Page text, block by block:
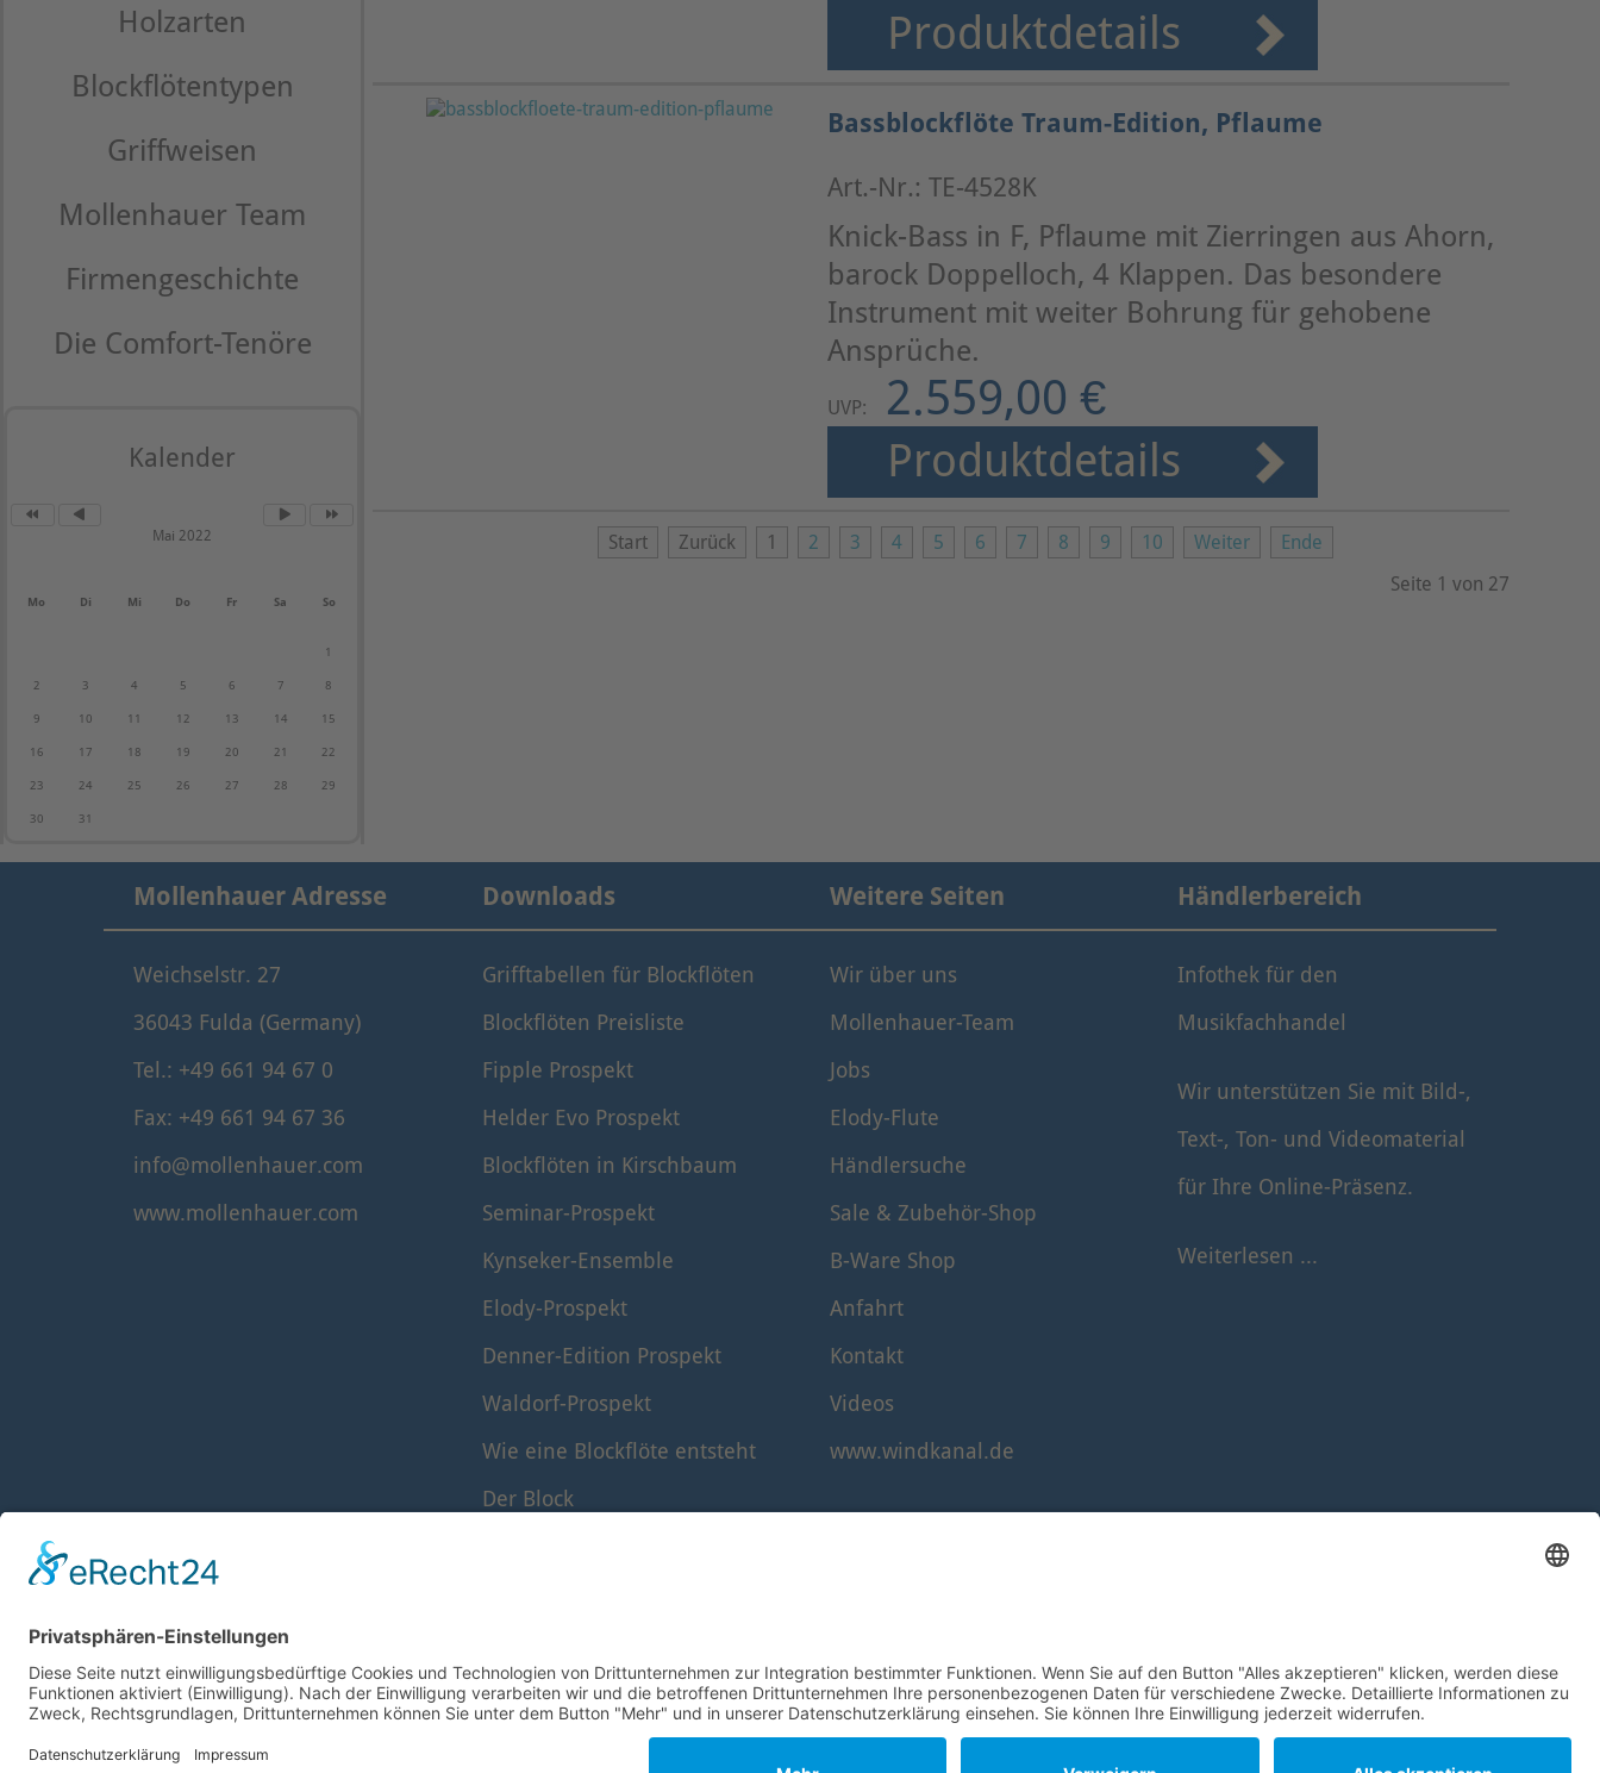
Holzarten
Blockflötentypen
Griffweisen
Mollenhauer Team
Firmengeschichte
Die Comfort-Tenöre
Kalender
Mai 2022
Mo Di Mi Do Fr Sa So
1
2 3 4 5 6 7 8
9 10 11 12 13 14 15
16 17 18 19 20 21 22
23 24 25 26 27 28 29
30 31
Produktdetails
Bassblockflöte Traum-Edition, Pflaume
Art.-Nr.: TE-4528K
Knick-Bass in F, Pflaume mit Zierringen aus Ahorn,
barock Doppelloch, 4 Klappen. Das besondere
Instrument mit weiter Bohrung für gehobene
Ansprüche.
UVP: 2.559,00 €
Produktdetails
Start Zurück 1 2 3 4 5 6 7 8 9 10 Weiter
Ende
Seite 1 von 27
Mollenhauer Adresse
Weichselstr. 27
36043 Fulda (Germany)
Tel.: +49 661 94 67 0
Fax: +49 661 94 67 36
info@mollenhauer.com
www.mollenhauer.com
Downloads
Grifftabellen für Blockflöten
Blockflöten Preisliste
Fipple Prospekt
Helder Evo Prospekt
Blockflöten in Kirschbaum
Seminar-Prospekt
Kynseker-Ensemble
Elody-Prospekt
Denner-Edition Prospekt
Waldorf-Prospekt
Wie eine Blockflöte entsteht
Der Block
Weitere Seiten
Wir über uns
Mollenhauer-Team
Jobs
Elody-Flute
Händlersuche
Sale & Zubehör-Shop
B-Ware Shop
Anfahrt
Kontakt
Videos
www.windkanal.de
Händlerbereich
Infothek für den
Musikfachhandel
Wir unterstützen Sie mit Bild-,
Text-, Ton- und Videomaterial
für Ihre Online-Präsenz.
Weiterlesen ...